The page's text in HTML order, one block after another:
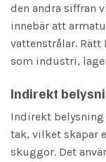
den andra siffran
innebär att
vattenstrålar.
som industri,
Indirekt
Indirekt
tak, vilket skapar
skuggor. Det